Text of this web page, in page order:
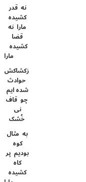
نه قدر
کشیده
مارا نه
قضا
کشیده
زکشاکش
حوادث
شده ایم
چو قاف
نی
خُشک
به مثال
کوه
بودیم پر
کاه
کشیده